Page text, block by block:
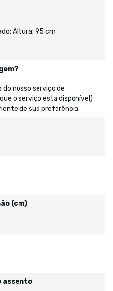
Altura: 95 cm
nosso serviço de
o serviço está disponível)
de sua preferência
(cm)
assento